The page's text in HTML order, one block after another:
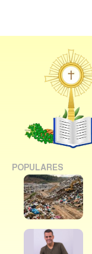
POPULARES